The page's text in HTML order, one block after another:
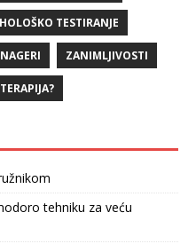
TESTIRANJE
ZANIMLJIVOSTI
tehniku za veću